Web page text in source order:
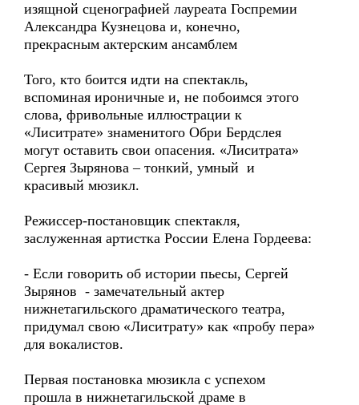
изящной сценографией лауреата Госпремии
Александра Кузнецова и, конечно,
прекрасным актерским ансамблем
Того, кто боится идти на спектакль,
вспоминая ироничные и, не побоимся этого
слова, фривольные иллюстрации к
«Лиситрате» знаменитого Обри Бердслея
могут оставить свои опасения. «Лиситрата»
Сергея Зырянова – тонкий, умный и
красивый мюзикл.
Режиссер-постановщик спектакля,
заслуженная артистка России Елена Гордеева:
- Если говорить об истории пьесы, Сергей
Зырянов - замечательный актер
нижнетагильского драматического театра,
придумал свою «Лиситрату» как «пробу пера»
для вокалистов.
Первая постановка мюзикла с успехом
прошла в нижнетагильской драме в